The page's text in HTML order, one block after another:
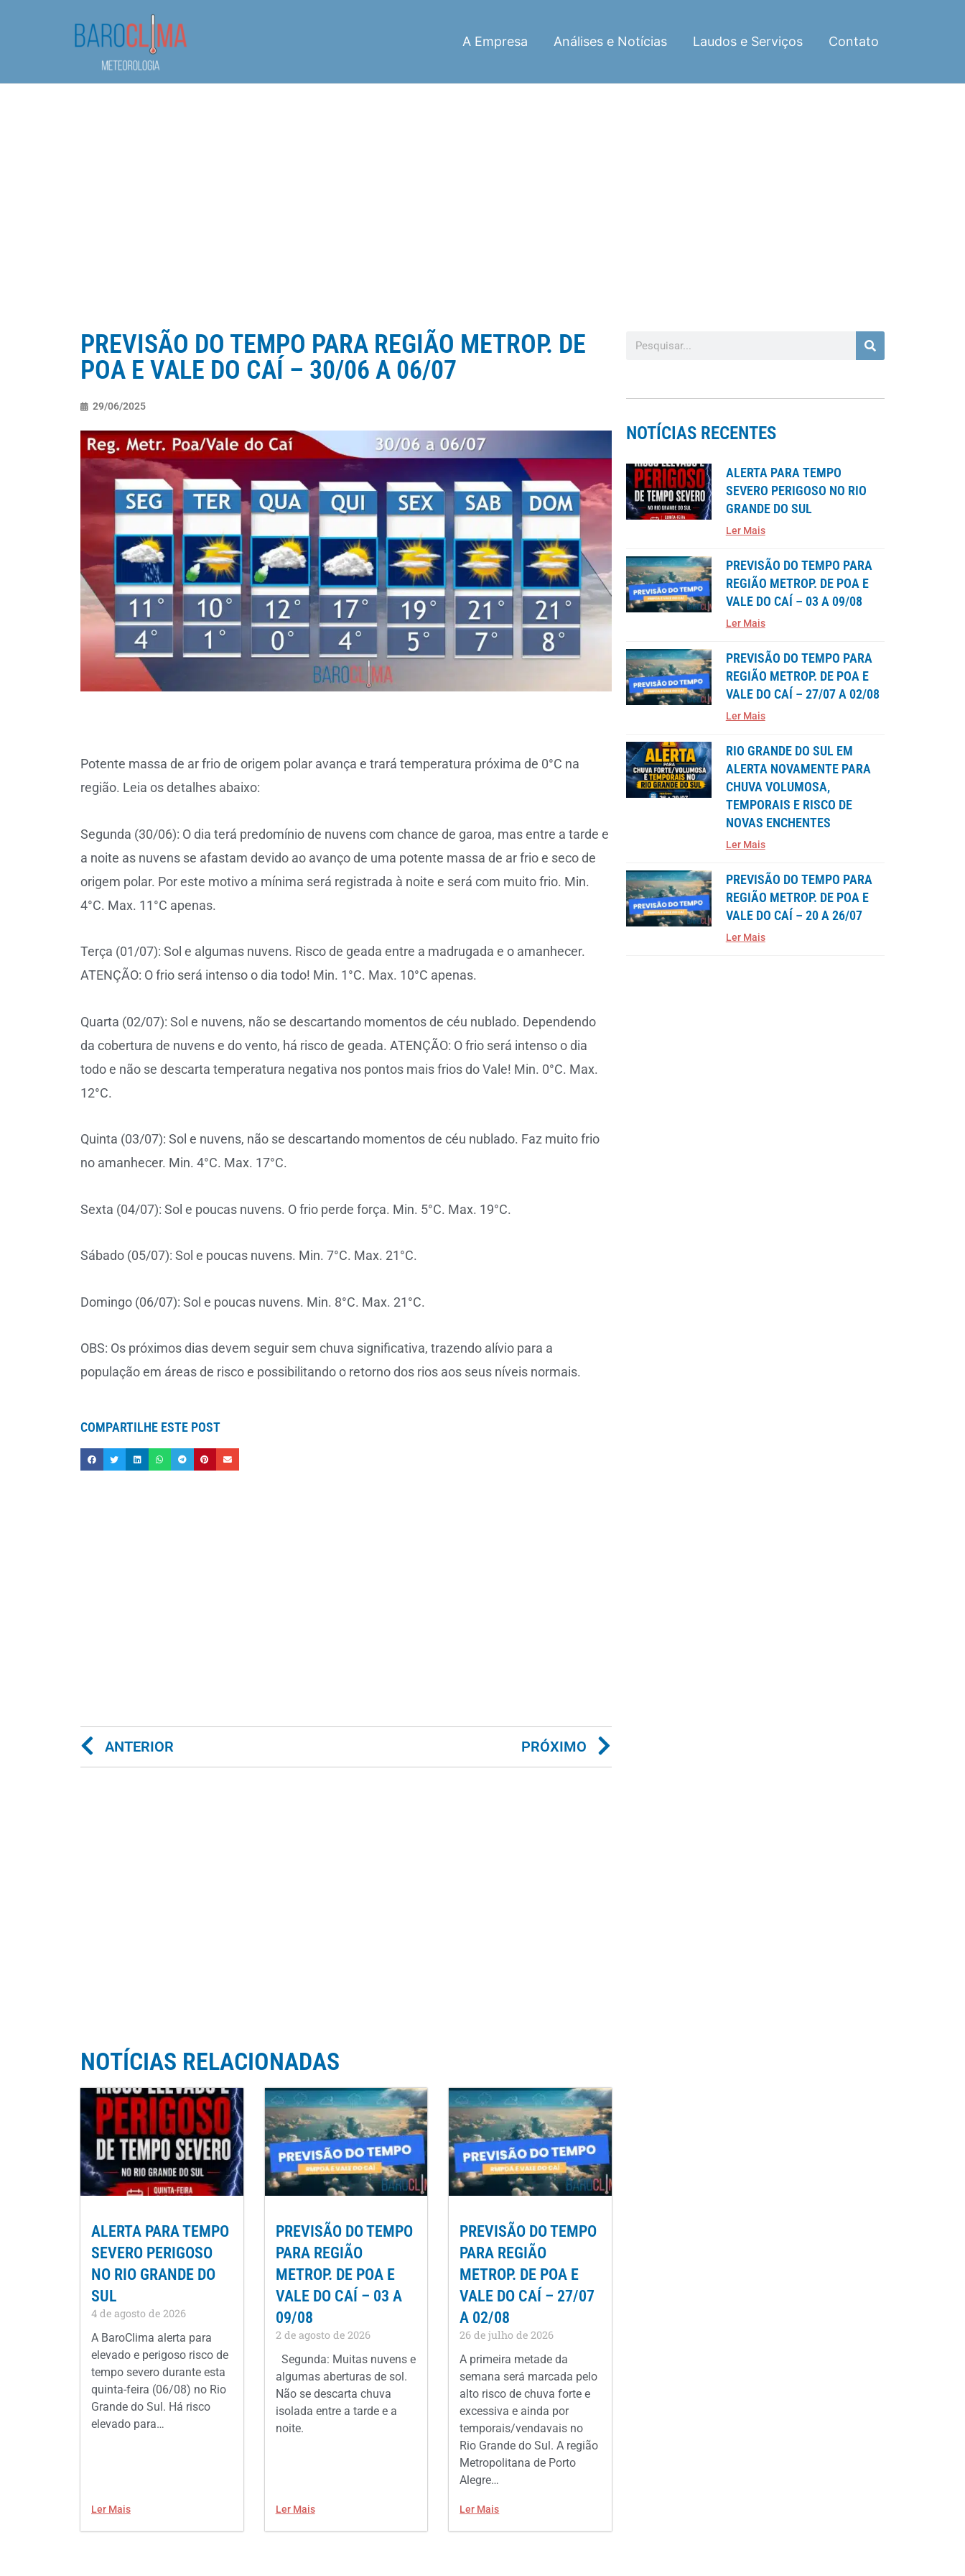
A Empresa Análises e Notícias Laudos e Serviços Contato
PREVISÃO DO TEMPO PARA REGIÃO METROP. DE
POA E VALE DO CAÍ – 30/06 A 06/07
29/06/2025
Potente massa de ar frio de origem polar avança e trará temperatura próxima de 0°C na
região. Leia os detalhes abaixo:
Segunda (30/06): O dia terá predomínio de nuvens com chance de garoa, mas entre a tarde e
a noite as nuvens se afastam devido ao avanço de uma potente massa de ar frio e seco de
origem polar. Por este motivo a mínima será registrada à noite e será com muito frio. Min.
4°C. Max. 11°C apenas.
Terça (01/07): Sol e algumas nuvens. Risco de geada entre a madrugada e o amanhecer.
ATENÇÃO: O frio será intenso o dia todo! Min. 1°C. Max. 10°C apenas.
Quarta (02/07): Sol e nuvens, não se descartando momentos de céu nublado. Dependendo
da cobertura de nuvens e do vento, há risco de geada. ATENÇÃO: O frio será intenso o dia
todo e não se descarta temperatura negativa nos pontos mais frios do Vale! Min. 0°C. Max.
12°C.
Quinta (03/07): Sol e nuvens, não se descartando momentos de céu nublado. Faz muito frio
no amanhecer. Min. 4°C. Max. 17°C.
Sexta (04/07): Sol e poucas nuvens. O frio perde força. Min. 5°C. Max. 19°C.
Sábado (05/07): Sol e poucas nuvens. Min. 7°C. Max. 21°C.
Domingo (06/07): Sol e poucas nuvens. Min. 8°C. Max. 21°C.
OBS: Os próximos dias devem seguir sem chuva significativa, trazendo alívio para a
população em áreas de risco e possibilitando o retorno dos rios aos seus níveis normais.
COMPARTILHE ESTE POST
ANTERIOR PRÓXIMO
NOTÍCIAS RELACIONADAS
ALERTA PARA TEMPO
SEVERO PERIGOSO
NO RIO GRANDE DO
SUL
4 de agosto de 2026
A BaroClima alerta para
elevado e perigoso risco de
tempo severo durante esta
quinta-feira (06/08) no Rio
Grande do Sul. Há risco
elevado para…
Ler Mais
PREVISÃO DO TEMPO
PARA REGIÃO
METROP. DE POA E
VALE DO CAÍ – 03 A
09/08
2 de agosto de 2026
Segunda: Muitas nuvens e
algumas aberturas de sol.
Não se descarta chuva
isolada entre a tarde e a
noite.
Ler Mais
PREVISÃO DO TEMPO
PARA REGIÃO
METROP. DE POA E
VALE DO CAÍ – 27/07
A 02/08
26 de julho de 2026
A primeira metade da
semana será marcada pelo
alto risco de chuva forte e
excessiva e ainda por
temporais/vendavais no
Rio Grande do Sul. A região
Metropolitana de Porto
Alegre…
Ler Mais
NOTÍCIAS RECENTES
ALERTA PARA TEMPO
SEVERO PERIGOSO NO RIO
GRANDE DO SUL
Ler Mais
PREVISÃO DO TEMPO PARA
REGIÃO METROP. DE POA E
VALE DO CAÍ – 03 A 09/08
Ler Mais
PREVISÃO DO TEMPO PARA
REGIÃO METROP. DE POA E
VALE DO CAÍ – 27/07 A 02/08
Ler Mais
RIO GRANDE DO SUL EM
ALERTA NOVAMENTE PARA
CHUVA VOLUMOSA,
TEMPORAIS E RISCO DE
NOVAS ENCHENTES
Ler Mais
PREVISÃO DO TEMPO PARA
REGIÃO METROP. DE POA E
VALE DO CAÍ – 20 A 26/07
Ler Mais